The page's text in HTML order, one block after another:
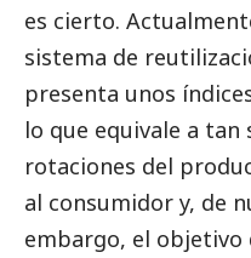
es cierto.
sistema de
presenta unos
lo que equivale a
rotaciones del
al consumidor y, de
embargo, el